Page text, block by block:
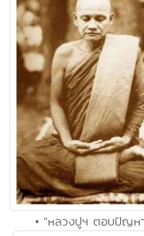
• "หลวงปูฯ ตอบปัญห